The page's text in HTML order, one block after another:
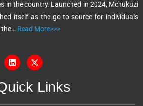
in the country. Launched in 2024, Mchukuzi
itself as the go-to source for individuals
the… Read More>>>
Links